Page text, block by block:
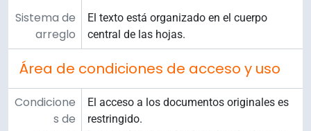
Sistema de
arreglo
El texto está organizado en el cuerpo
central de las hojas.
Área de condiciones de acceso y uso
Condicione
s de
El acceso a los documentos originales es
restringido.